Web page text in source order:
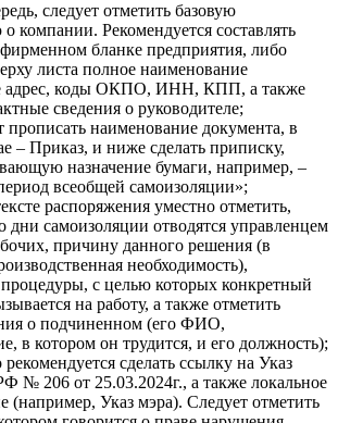
следует отметить базовую
компании. Рекомендуется составлять
бланке предприятия, либо
листа полное наименование
адрес, коды ОКПО, ИНН, КПП, а также
сведения о руководителе;
прописать наименование документа, в
– Приказ, и ниже сделать приписку,
назначение бумаги, например, –
всеобщей самоизоляции»;
распоряжения уместно отметить,
дни самоизоляции отводятся управленцем
причину данного решения (в
необходимость),
процедуры, с целью которых конкретный
на работу, а также отметить
о подчиненном (его ФИО,
в котором он трудится, и его должность);
рекомендуется сделать ссылку на Указ
№ 206 от 25.03.2024г., а также локальное
(например, Указ мэра). Следует отметить